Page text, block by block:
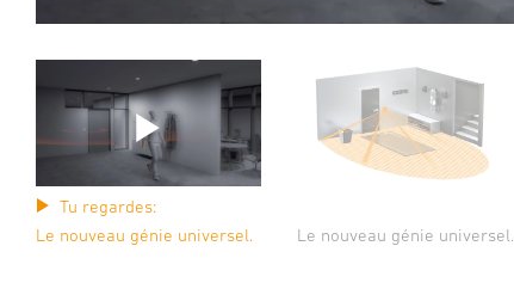
Tu regardes:
Le nouveau génie universel.
Le nouveau génie universel.